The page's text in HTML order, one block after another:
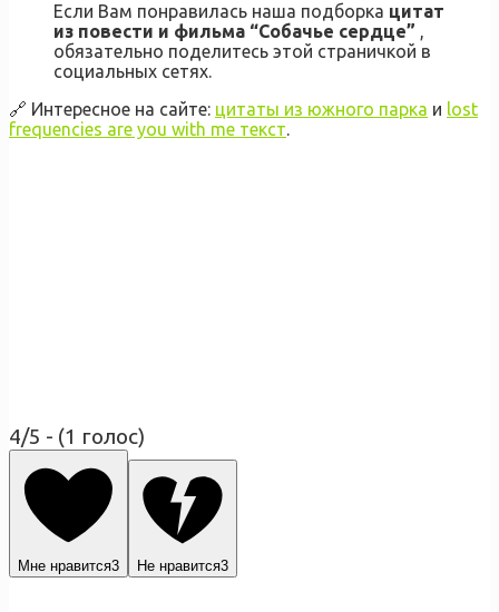
Если Вам понравилась наша подборка цитат
из повести и фильма “Собачье сердце” ,
обязательно поделитесь этой страничкой в
социальных сетях.
🔗 Интересное на сайте: цитаты из южного парка и lost
frequencies are you with me текст.
4/5 - (1 голос)
Мне нравится3 Не нравится3